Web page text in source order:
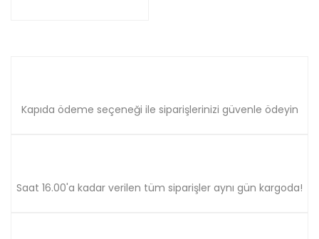
Kapıda ödeme seçeneği ile siparişlerinizi güvenle ödeyin
Saat 16.00'a kadar verilen tüm siparişler aynı gün kargoda!